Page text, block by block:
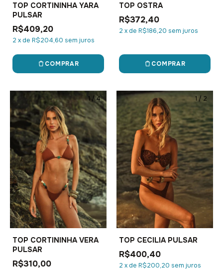
TOP CORTININHA YARA
PULSAR
R$409,20
2 xde R$204,60 sem juros
COMPRAR
TOP OSTRA
R$372,40
2 xde R$186,20 sem juros
COMPRAR
1 / 4
TOP CORTININHA VERA
PULSAR
R$310,00
1 / 2
TOP CECILIA PULSAR
R$400,40
2 xde R$200,20 sem juros